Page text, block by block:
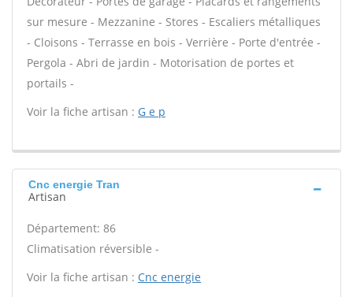
sur mesure - Mezzanine - Stores - Escaliers métalliques
- Cloisons - Terrasse en bois - Verrière - Porte d'entrée -
Pergola - Abri de jardin - Motorisation de portes et
portails -
Voir la fiche artisan : G e p
Cnc energie Tran
Artisan
Département: 86
Climatisation réversible -
Voir la fiche artisan : Cnc energie